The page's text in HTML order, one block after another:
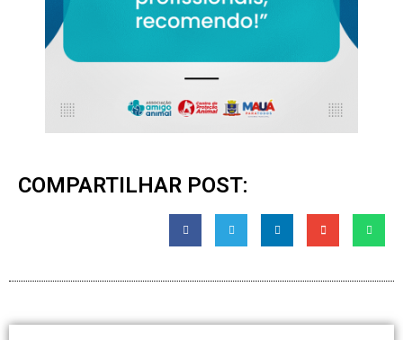
COMPARTILHAR POST: